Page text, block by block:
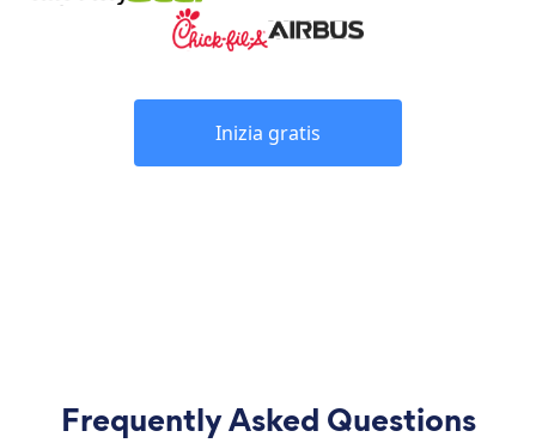
Inizia gratis
Frequently Asked Questions